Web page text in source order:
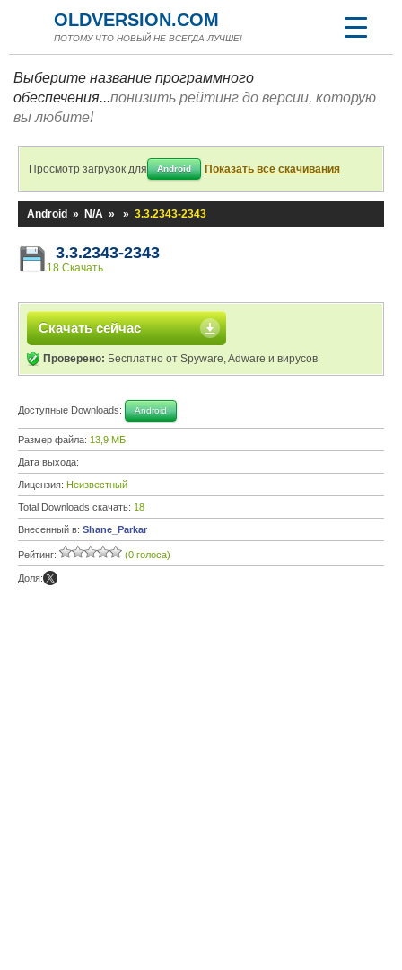
OLDVERSION.COM
ПОТОМУ ЧТО НОВЫЙ НЕ ВСЕГДА ЛУЧШЕ!
Выберите название программного
обеспечения...понизить рейтинг до версии, которую
вы любите!
Просмотр загрузок для Android Показать все скачивания
Android » N/A » » 3.3.2343-2343
3.3.2343-2343
18 Скачать
Скачать сейчас
Проверено: Бесплатно от Spyware, Adware и вирусов
Доступные Downloads: Android
Размер файла: 13,9 МБ
Дата выхода:
Лицензия: Неизвестный
Total Downloads скачать: 18
Внесенный в: Shane_Parkar
Рейтинг: (0 голоса)
Доля: